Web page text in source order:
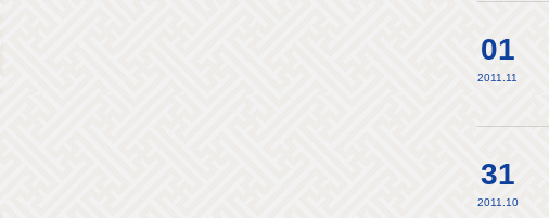
01
2011.11
31
2011.10